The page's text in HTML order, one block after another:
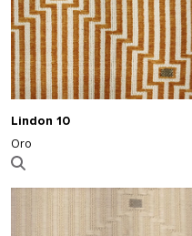
Lindon 10
Oro